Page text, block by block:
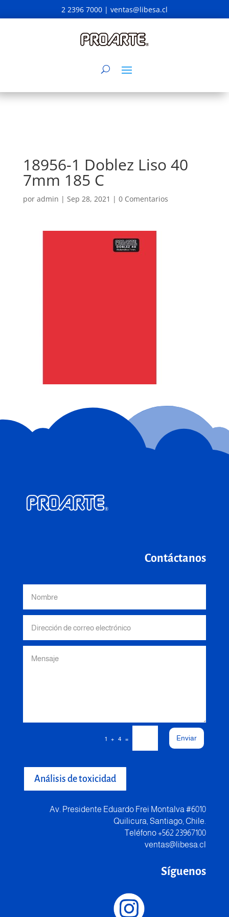
2 2396 7000 | ventas@libesa.cl
18956-1 Doblez Liso 40
7mm 185 C
por admin | Sep 28, 2021 | 0 Comentarios
Contáctanos
1 + 4 = Enviar
Análisis de toxicidad
Av. Presidente Eduardo Frei Montalva #6010
Quilicura, Santiago, Chile.
Teléfono +562 23967100
ventas@libesa.cl
Síguenos